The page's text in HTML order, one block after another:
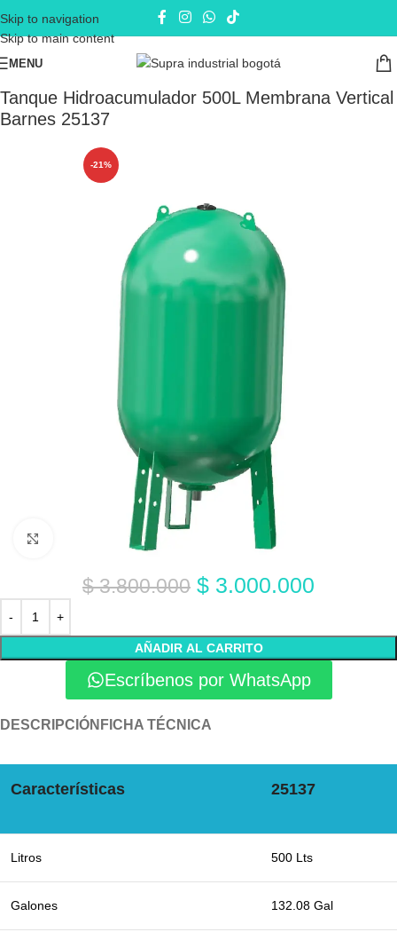
Skip to navigation
Skip to main content
MENU
Inicio Equipos de Presión Tanques
Tanque Hidroacumulador 500L Membrana Vertical
Barnes 25137
-21%
Click to enlarge
$3.800.000 $ 3.000.000
AÑADIR AL CARRITO
Escríbenos por WhatsApp
DESCRIPCIÓN FICHA TÉCNICA
Características 25137
Litros 500 Lts
Galones 132.08 Gal